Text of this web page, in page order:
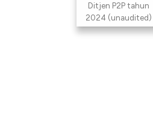
Ditjen P2P tahun
2024 (unaudited)